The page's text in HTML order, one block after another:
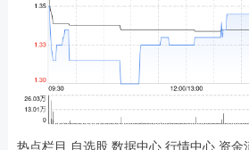
热点栏目 自选股 数据中心 行情中心 资